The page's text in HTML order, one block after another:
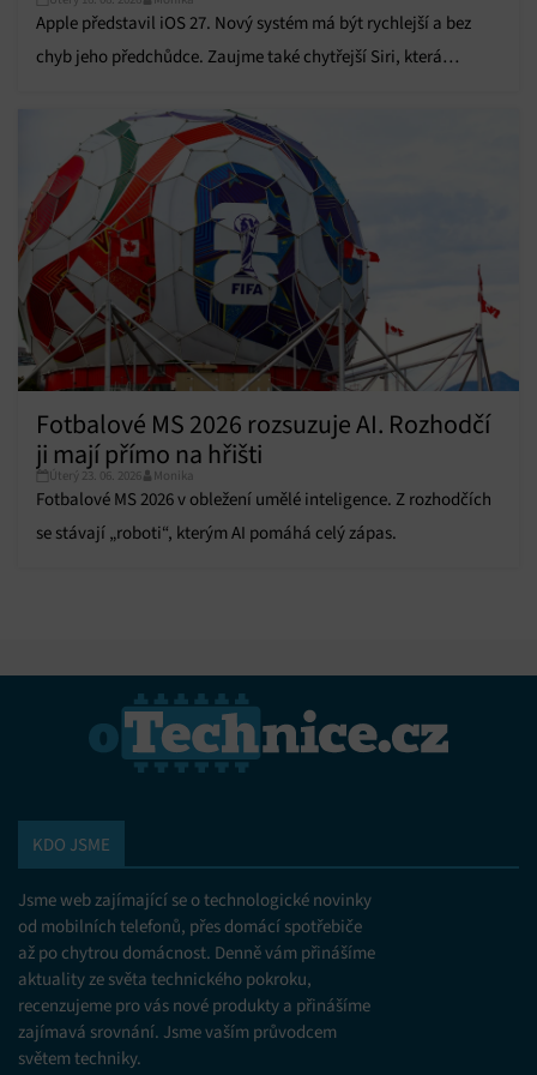
zařízení na základě automaticky přenášených
informací.
podvodů a odstraňování chyb, Poskytování a
zobrazování reklamy a obsahu, Ukládání a sdělování
voleb ochrany osobních údajů.
Apple představil iOS 27. Nový systém má být rychlejší a bez
chyb jeho předchůdce. Zaujme také chytřejší Siri, která
Fotbalové MS 2026 rozsuzuje AI. Rozhodčí
ji mají přímo na hřišti
Úterý 23. 06. 2026 Monika
Fotbalové MS 2026 v obležení umělé inteligence. Z rozhodčích
se stávají „roboti“, kterým AI pomáhá celý zápas.
KDO JSME
Jsme web zajímající se o technologické novinky
od mobilních telefonů, přes domácí spotřebiče
až po chytrou domácnost. Denně vám přinášíme
aktuality ze světa technického pokroku,
recenzujeme pro vás nové produkty a přinášíme
zajímavá srovnání. Jsme vaším průvodcem
světem techniky.